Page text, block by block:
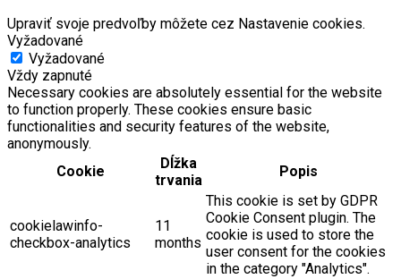
Upraviť svoje predvoľby môžete cez Nastavenie cookies.
Vyžadované
Vyžadované
Vždy zapnuté
Necessary cookies are absolutely essential for the website
to function properly. These cookies ensure basic
functionalities and security features of the website,
anonymously.
Cookie
Dĺžka
trvania
Popis
cookielawinfo-
checkbox-analytics
11
months
This cookie is set by GDPR
Cookie Consent plugin. The
cookie is used to store the
user consent for the cookies
in the category "Analytics".